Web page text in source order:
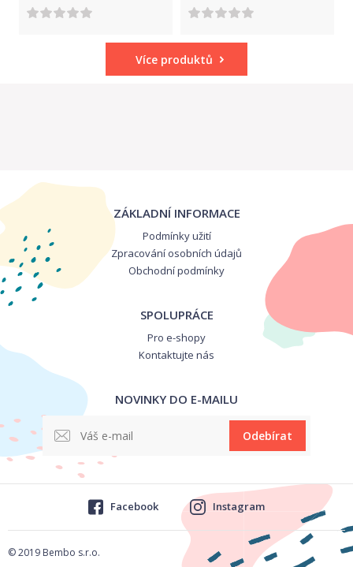
Více produktů
ZÁKLADNÍ INFORMACE
Podmínky užití
Zpracování osobních údajů
Obchodní podmínky
SPOLUPRÁCE
Pro e-shopy
Kontaktujte nás
NOVINKY DO E-MAILU
Odebírat
© 2019 Bembo s.r.o.
Facebook Instagram